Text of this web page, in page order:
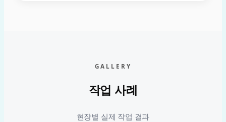
GALLERY
작업 사례
현장별 실제 작업 결과